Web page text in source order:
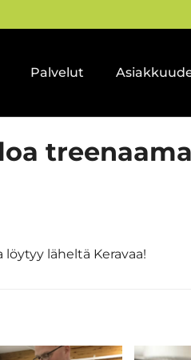
Palvelut
läheltä Keravaa!